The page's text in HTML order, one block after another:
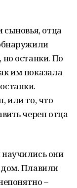
сыновья, отца
останки. По
им показала
или то, что
череп отца
они
Плавили
–